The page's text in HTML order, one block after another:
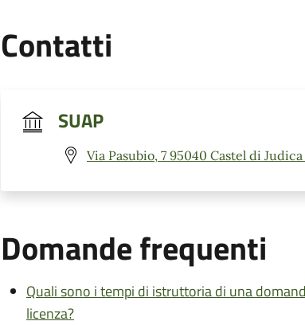
Contatti
SUAP
Via Pasubio, 7 95040 Castel di Judica
Domande frequenti
Quali sono i tempi di istruttoria di una
licenza?